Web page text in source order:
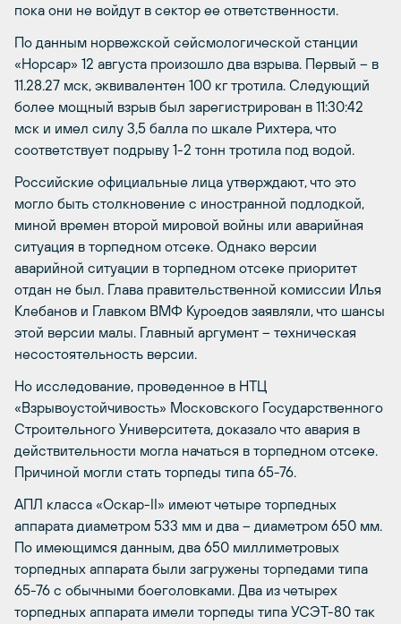
пока они не войдут в сектор ее ответственности.
По данным норвежской сейсмологической станции
«Норсар» 12 августа произошло два взрыва. Первый – в
11.28.27 мск, эквивалентен 100 кг тротила. Следующий
более мощный взрыв был зарегистрирован в 11:30:42
мск и имел силу 3,5 балла по шкале Рихтера, что
соответствует подрыву 1-2 тонн тротила под водой.
Российские официальные лица утверждают, что это
могло быть столкновение с иностранной подлодкой,
миной времен второй мировой войны или аварийная
ситуация в торпедном отсеке. Однако версии
аварийной ситуации в торпедном отсеке приоритет
отдан не был. Глава правительственной комиссии Илья
Клебанов и Главком ВМФ Куроедов заявляли, что шансы
этой версии малы. Главный аргумент – техническая
несостоятельность версии.
Но исследование, проведенное в НТЦ
«Взрывоустойчивость» Московского Государственного
Строительного Университета, доказало что авария в
действительности могла начаться в торпедном отсеке.
Причиной могли стать торпеды типа 65-76.
АПЛ класса «Оскар-II» имеют четыре торпедных
аппарата диаметром 533 мм и два – диаметром 650 мм.
По имеющимся данным, два 650 миллиметровых
торпедных аппарата были загружены торпедами типа
65-76 с обычными боеголовками. Два из четырех
торпедных аппарата имели торпеды типа УСЭТ-80 так